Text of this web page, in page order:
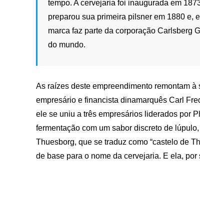
tempo. A cervejaria foi inaugurada em
preparou sua primeira pilsner em 1880 e,
marca faz parte da corporação Carlsberg
do mundo.
As raízes deste empreendimento remontam
empresário e financista dinamarquês Carl
ele se uniu a três empresários liderados por
fermentação com um sabor discreto de
Thuesborg, que se traduz como “castelo de
de base para o nome da cervejaria. E ela,